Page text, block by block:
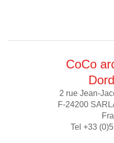
CoCo
2 rue Jean-
F-24200
Tel +33